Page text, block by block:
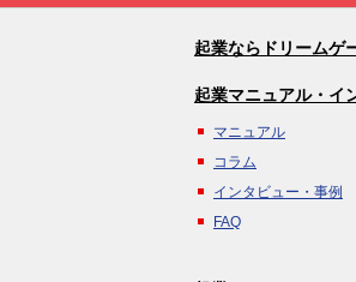
起業ならドリームゲ
起業マニュアル・イ
マニュアル
コラム
インタビュー・事例
FAQ